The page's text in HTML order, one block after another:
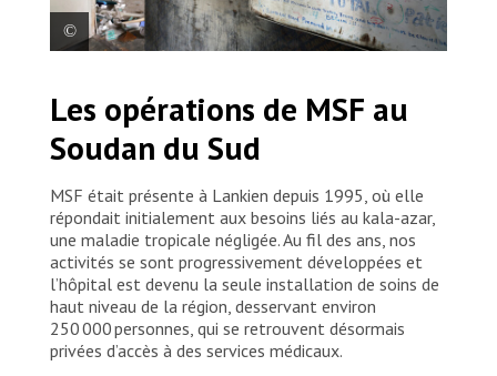
aperçu des activités menées dans l’installation
jusqu’au moment où les membres du personnel ont
été contraints d’évacuer, le 3 février 2026. Soudan du
Sud, 2026. © Stefan Pejovic/MSF
Les opérations de MSF au
Soudan du Sud
MSF était présente à Lankien depuis 1995, où elle
répondait initialement aux besoins liés au kala-azar,
une maladie tropicale négligée. Au fil des ans, nos
activités se sont progressivement développées et
l’hôpital est devenu la seule installation de soins de
haut niveau de la région, desservant environ
250 000 personnes, qui se retrouvent désormais
privées d’accès à des services médicaux.